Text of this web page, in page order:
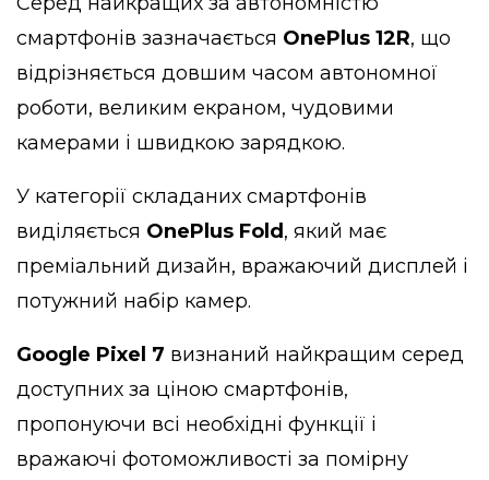
смартфонів зазначається OnePlus 12R, що
відрізняється довшим часом автономної
роботи, великим екраном, чудовими
камерами і швидкою зарядкою.
У категорії складаних смартфонів
виділяється OnePlus Fold , який має
преміальний дизайн, вражаючий дисплей і
потужний набір камер.
Google Pixel 7 визнаний найкращим серед
доступних за ціною смартфонів,
пропонуючи всі необхідні функції і
вражаючі фотоможливості за помірну